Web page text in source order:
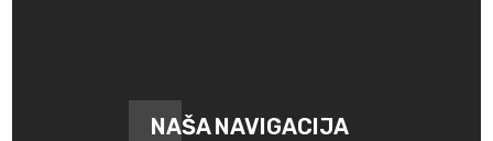
NAŠA NAVIGACIJA